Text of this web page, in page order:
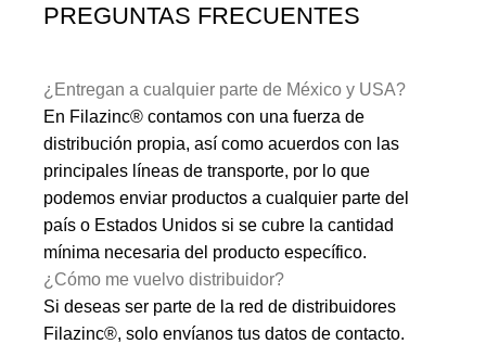
PREGUNTAS FRECUENTES
¿Entregan a cualquier parte de México y USA?
En Filazinc® contamos con una fuerza de
distribución propia, así como acuerdos con las
principales líneas de transporte, por lo que
podemos enviar productos a cualquier parte del
país o Estados Unidos si se cubre la cantidad
mínima necesaria del producto específico.
¿Cómo me vuelvo distribuidor?
Si deseas ser parte de la red de distribuidores
Filazinc®, solo envíanos tus datos de contacto.